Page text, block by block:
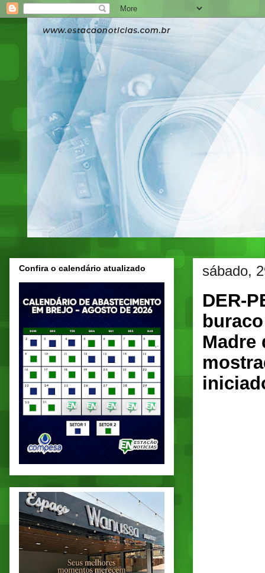
sábado,
DER-
Madre
Confira o calendário atualizado